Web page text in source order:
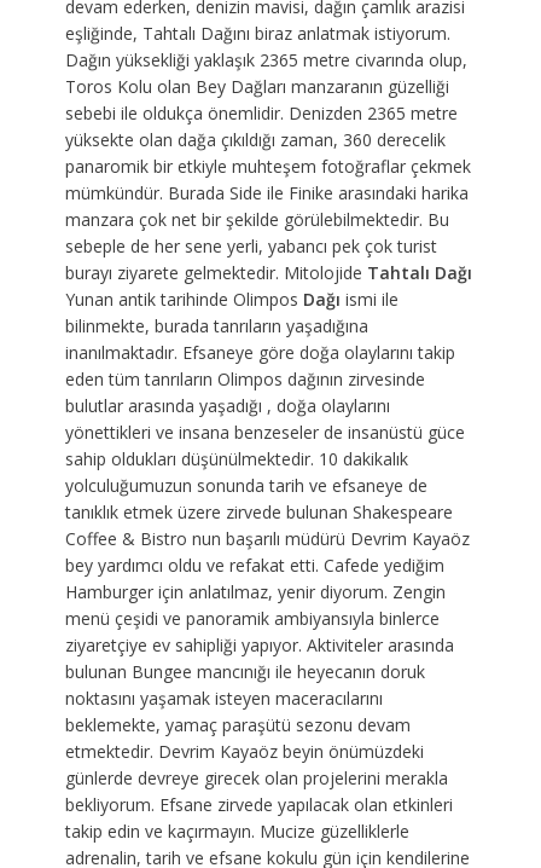
devam ederken, denizin mavisi, dağın çamlık arazisi
eşliğinde, Tahtalı Dağını biraz anlatmak istiyorum.
Dağın yüksekliği yaklaşık 2365 metre civarında olup,
Toros Kolu olan Bey Dağları manzaranın güzelliği
sebebi ile oldukça önemlidir. Denizden 2365 metre
yüksekte olan dağa çıkıldığı zaman, 360 derecelik
panaromik bir etkiyle muhteşem fotoğraflar çekmek
mümkündür. Burada Side ile Finike arasındaki harika
manzara çok net bir şekilde görülebilmektedir. Bu
sebeple de her sene yerli, yabancı pek çok turist
burayı ziyarete gelmektedir. Mitolojide Tahtalı Dağı
Yunan antik tarihinde Olimpos Dağı ismi ile
bilinmekte, burada tanrıların yaşadığına
inanılmaktadır. Efsaneye göre doğa olaylarını takip
eden tüm tanrıların Olimpos dağının zirvesinde
bulutlar arasında yaşadığı , doğa olaylarını
yönettikleri ve insana benzeseler de insanüstü güce
sahip oldukları düşünülmektedir. 10 dakikalık
yolculuğumuzun sonunda tarih ve efsaneye de
tanıklık etmek üzere zirvede bulunan Shakespeare
Coffee & Bistro nun başarılı müdürü Devrim Kayaöz
bey yardımcı oldu ve refakat etti. Cafede yediğim
Hamburger için anlatılmaz, yenir diyorum. Zengin
menü çeşidi ve panoramik ambiyansıyla binlerce
ziyaretçiye ev sahipliği yapıyor. Aktiviteler arasında
bulunan Bungee mancınığı ile heyecanın doruk
noktasını yaşamak isteyen maceracılarını
beklemekte, yamaç paraşütü sezonu devam
etmektedir. Devrim Kayaöz beyin önümüzdeki
günlerde devreye girecek olan projelerini merakla
bekliyorum. Efsane zirvede yapılacak olan etkinleri
takip edin ve kaçırmayın. Mucize güzelliklerle
adrenalin, tarih ve efsane kokulu gün için kendilerine